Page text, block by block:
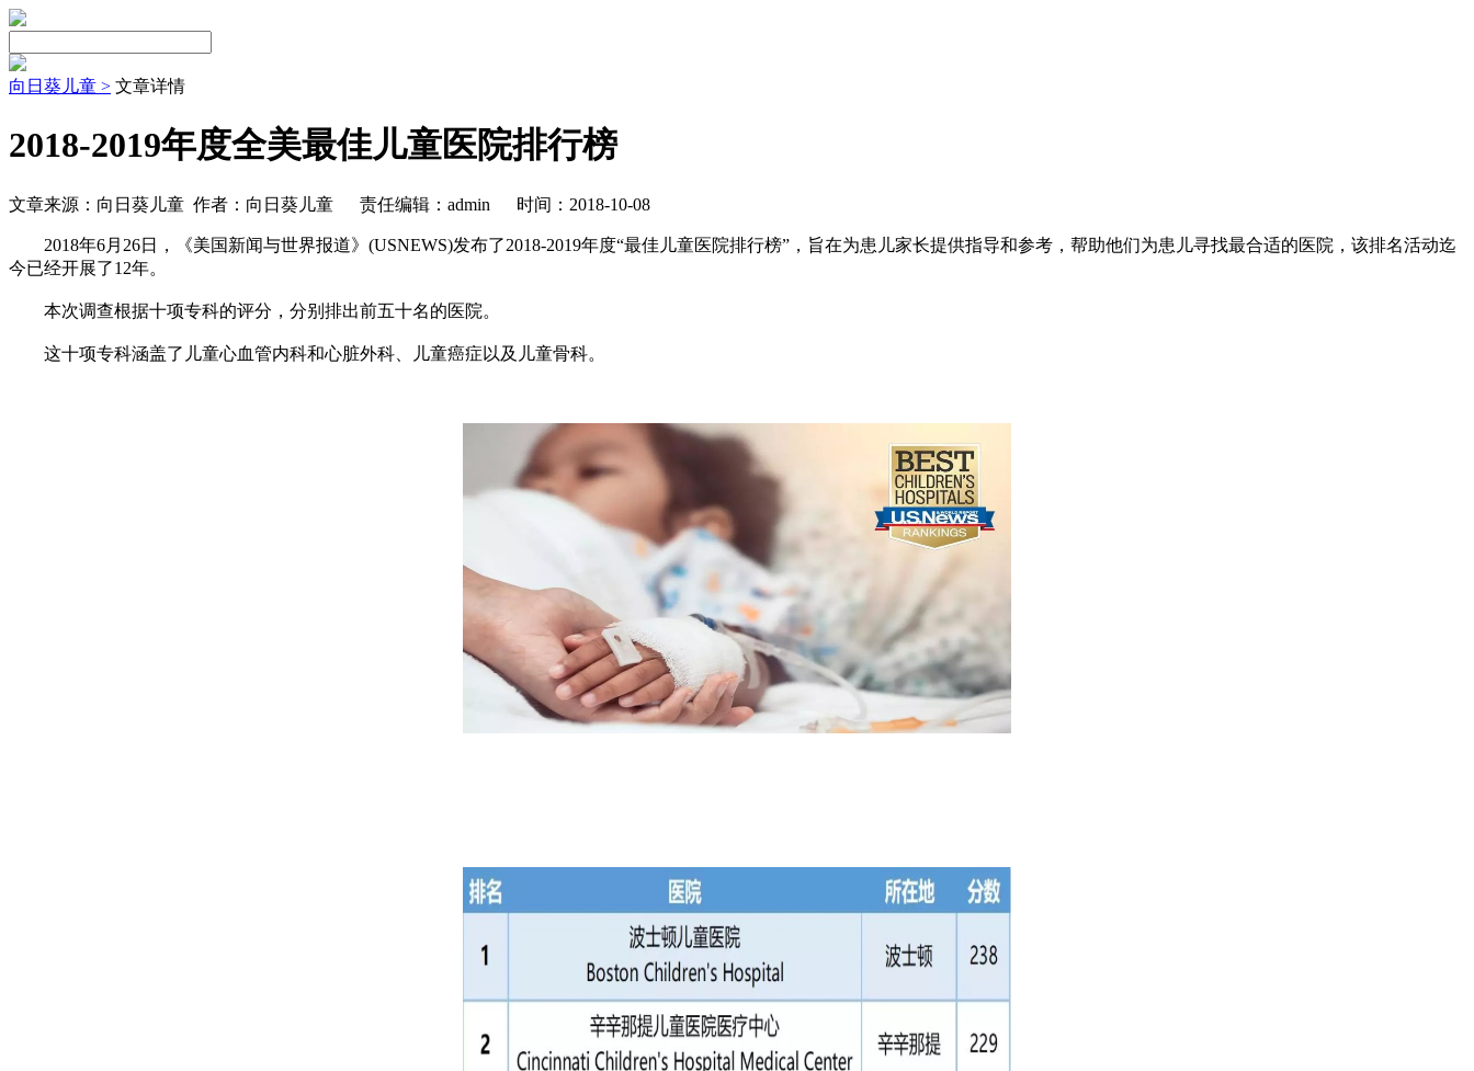
向日葵儿童 > 文章详情
2018-2019年度全美最佳儿童医院排行榜
文章来源：向日葵儿童 作者：向日葵儿童 责任编辑：admin 时间：2018-10-08
2018年6月26日，《美国新闻与世界报道》(USNEWS)发布了2018-2019年度“最佳儿童医院排行榜”，旨在为患儿家长提供指导和参考，帮助他们为患儿寻找最合适的医院，该排名活动迄
今已经开展了12年。
本次调查根据十项专科的评分，分别排出前五十名的医院。
这十项专科涵盖了儿童心血管内科和心脏外科、儿童癌症以及儿童骨科。